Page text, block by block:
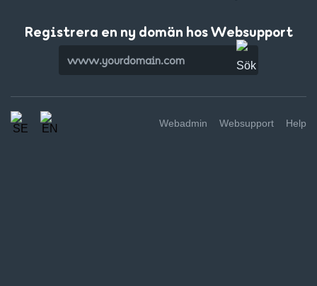
Registrera en ny domän hos Websupport
Webadmin Websupport Help